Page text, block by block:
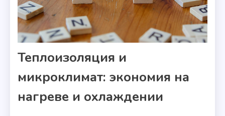
Теплоизоляция и
микроклимат: экономия на
нагреве и охлаждении